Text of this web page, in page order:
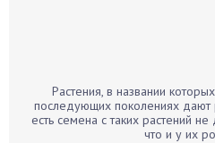
Бархатцы
Бегония
Растения, в названии
последующих поколениях дают
есть семена с таких растений
что и у их